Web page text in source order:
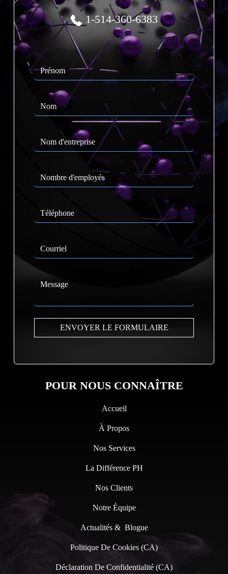
1-514-360-6383
POUR NOUS CONNAÎTRE
Accueil
À Propos
Nos Services
La Différence PH
Nos Clients
Notre Équipe
Actualités & Blogue
Politique De Cookies (CA)
Déclaration De Confidentialité (CA)